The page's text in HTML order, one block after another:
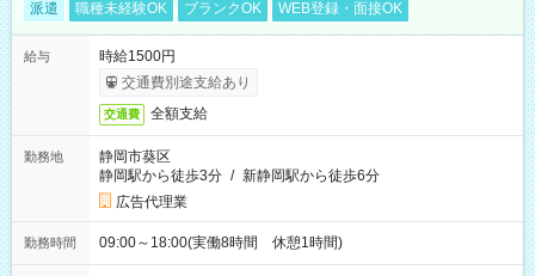
派遣 職種未経験OK ブランクOK WEB登録・面接OK
給与
時給1500円
交通費別途支給あり
交通費 全額支給
勤務地
静岡市葵区
静岡駅から徒歩3分 / 新静岡駅から徒歩6分
広告代理業
勤務時間 09:00～18:00(実働8時間 休憩1時間)